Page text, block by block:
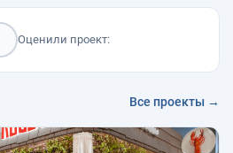
Оценили проект:
Все проекты →